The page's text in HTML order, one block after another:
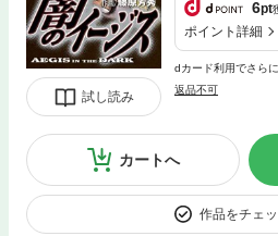
試し読み
6pt
ポイント詳細
dカード利用でさら
返品不可
カートへ
作品をチェ